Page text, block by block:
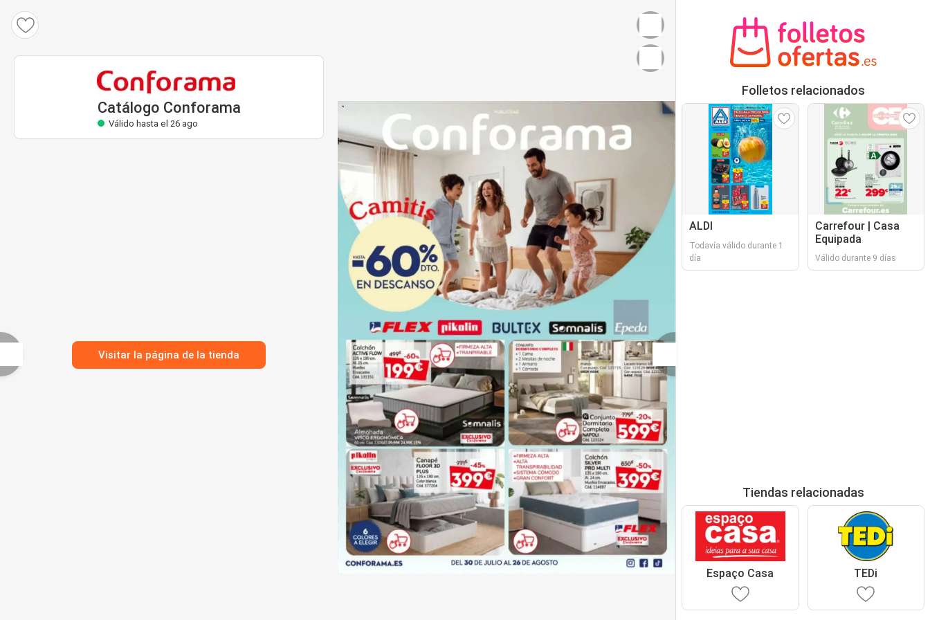
Catálogo Conforama
Válido hasta el 26 ago
Visitar la página de la tienda
Folletos relacionados
ALDI
Todavía válido durante 1
día
Carrefour | Casa
Equipada
Válido durante 9 días
Tiendas relacionadas
Espaço Casa TEDi